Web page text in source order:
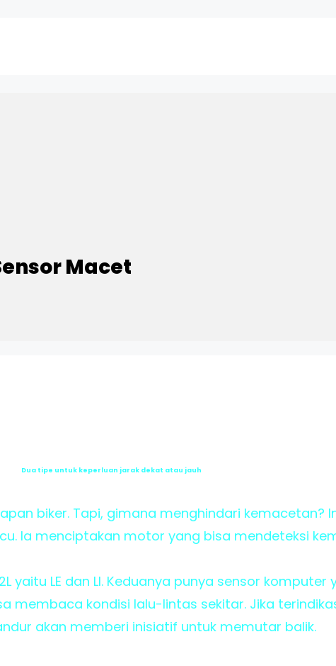
Macet
Dua tipe untuk keperluan jarak dekat atau jauh
biker. Tapi, gimana menghindari kemacetan?
Ia menciptakan motor yang bisa mendeteksi
yaitu LE dan LI. Keduanya punya sensor
membaca kondisi lalu-lintas sekitar. Jika
akan memberi inisiatif untuk memutar balik.